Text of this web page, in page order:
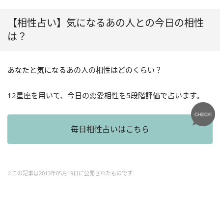
【相性占い】気になるあの人との今日の相性
は？
あなたと気になるあの人の相性はどのくらい？
12星座を用いて、今日の恋愛相性を5段階評価で占います。
毎日相性占いはこちら
※この記事は2013年05月19日に公開されたものです